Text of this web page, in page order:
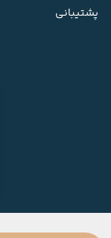
پشتیبانی